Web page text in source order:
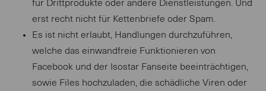
für Drittprodukte oder andere Dienstleistungen. Und
erst recht nicht für Kettenbriefe oder Spam.
Es ist nicht erlaubt, Handlungen durchzuführen,
welche das einwandfreie Funktionieren von
Facebook und der Isostar Fanseite beeinträchtigen,
sowie Files hochzuladen, die schädliche Viren oder